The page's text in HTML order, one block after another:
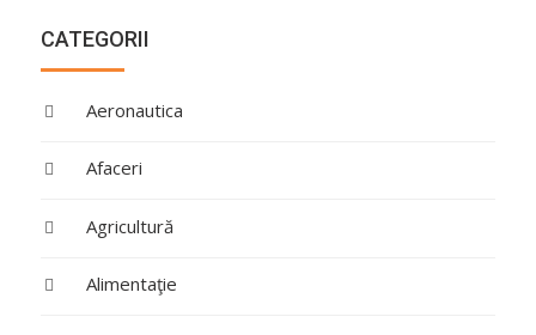
CATEGORII
Aeronautica
Afaceri
Agricultură
Alimentaţie